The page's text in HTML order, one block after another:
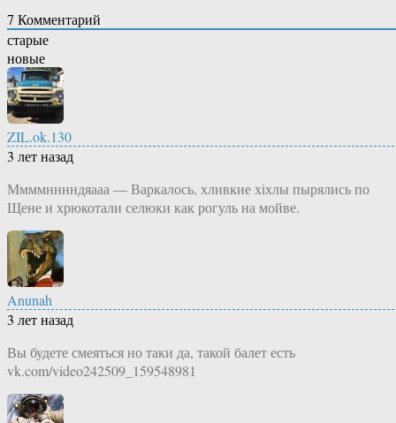
7 Комментарий
старые
новые
ZIL.ok.130
3 лет назад
Ммммнннндяааа — Варкалось, хливкие хiхлы пырялись по
Щене и хрюкотали селюки как рогуль на мойве.
Anunah
3 лет назад
Вы будете смеяться но таки да, такой балет есть
vk.com/video242509_159548981